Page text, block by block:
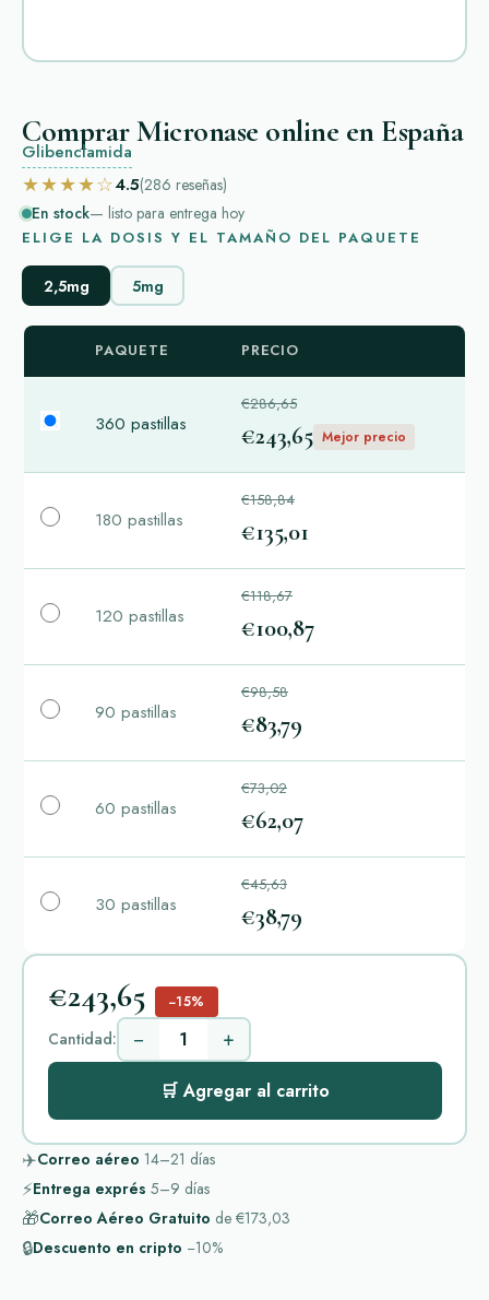
Comprar Micronase online en España
Glibenclamida
★★★★☆4.5(286 reseñas)
En stock— listo para entrega hoy
ELIGE LA DOSIS Y EL TAMAÑO DEL PAQUETE
2,5mg 5mg
PAQUETE PRECIO
360 pastillas
€286,65
€243,65 Mejor precio
180 pastillas
€158,84
€135,01
120 pastillas
€118,67
€100,87
90 pastillas
€98,58
€83,79
60 pastillas
€73,02
€62,07
30 pastillas
€45,63
€38,79
€243,65 −15%
Cantidad: − +
🛒 Agregar al carrito
✈️Correo aéreo 14–21 días
⚡Entrega exprés 5–9 días
🎁Correo Aéreo Gratuito de €173,03
🔒Descuento en cripto −10%